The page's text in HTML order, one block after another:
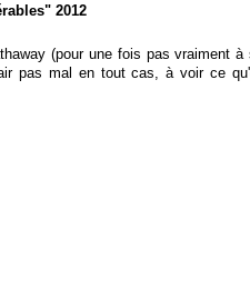
2012
(pour une fois pas vraiment à
pas mal en tout cas, à voir ce